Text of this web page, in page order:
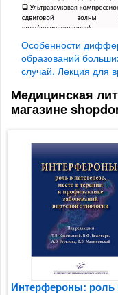
Особенности
образований
случай. Лекция для
Медицинская
магазине
Интерфероны: роль